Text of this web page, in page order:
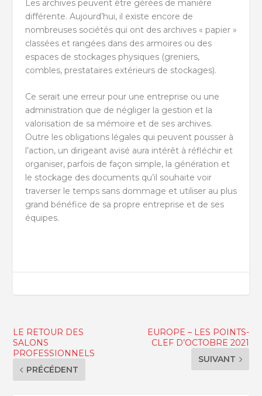
Les archives peuvent être gérées de manière
différente. Aujourd’hui, il existe encore de
nombreuses sociétés qui ont des archives « papier »
classées et rangées dans des armoires ou des
espaces de stockages physiques (greniers,
combles, prestataires extérieurs de stockages).
Ce serait une erreur pour une entreprise ou une
administration que de négliger la gestion et la
valorisation de sa mémoire et de ses archives.
Outre les obligations légales qui peuvent pousser à
l’action, un dirigeant avisé aura intérêt à réfléchir et
organiser, parfois de façon simple, la génération et
le stockage des documents qu’il souhaite voir
traverser le temps sans dommage et utiliser au plus
grand bénéfice de sa propre entreprise et de ses
équipes.
LE RETOUR DES
SALONS
PROFESSIONNELS
PRÉCÉDENT
EUROPE – LES POINTS-
CLEF D’OCTOBRE 2021
SUIVANT